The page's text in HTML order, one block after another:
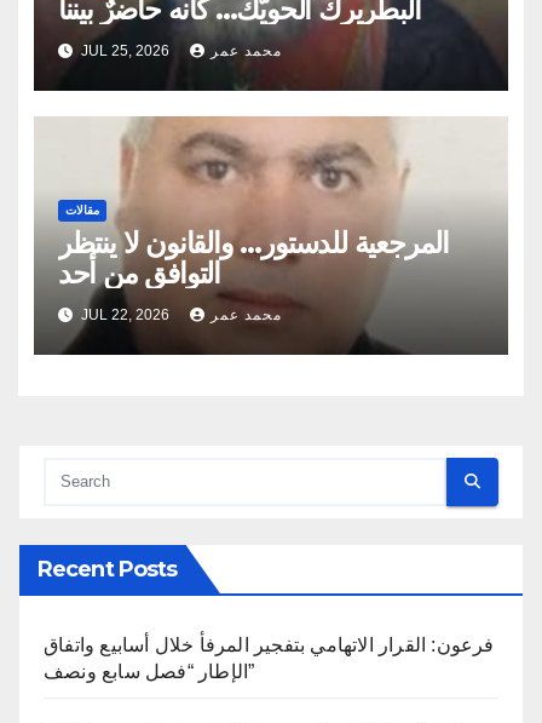
البطريرك الحويّك… كأنه حاضرٌ بيننا
JUL 25, 2026 محمد عمر
مقالات
المرجعية للدستور… والقانون لا ينتظر
التوافق من أحد
JUL 22, 2026 محمد عمر
Recent Posts
فرعون: القرار الاتهامي بتفجير المرفأ خلال أسابيع واتفاق
الإطار “فصل سابع ونصف”